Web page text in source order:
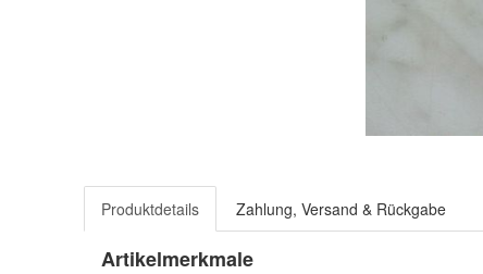
Produktdetails Zahlung, Versand & Rückgabe
Artikelmerkmale